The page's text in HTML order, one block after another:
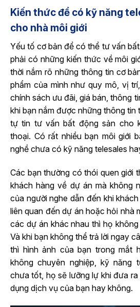
Kiến thức để có kỹ năng
cho nhà môi giới
Yếu tố cơ bản để có thể tư vấn
phải có những kiến thức về môi
thời nắm rõ những thông tin cơ
phẩm của mình như quy mô, vị
chính sách ưu đãi, giá bán, thông
khi bạn nắm được những thông tin
tự tin tư vấn bất động sản cho
thoại. Có rất nhiều bạn môi giới
nghề chưa có kỹ năng telesales
Các bạn thường có thói quen giới
khách hàng về dự án mà không
của người nghe dẫn đến khi
liên quan đến dự án hoặc hỏi nhà
các dự án khác nhau thì họ
Và khi bạn không thể trả lời ngay
thì hình ảnh của bạn trong mắt
không chuyên nghiệp, kỹ năng
chưa tốt, họ sẽ lưỡng lự khi đưa
dụng dịch vụ của bạn hay không.